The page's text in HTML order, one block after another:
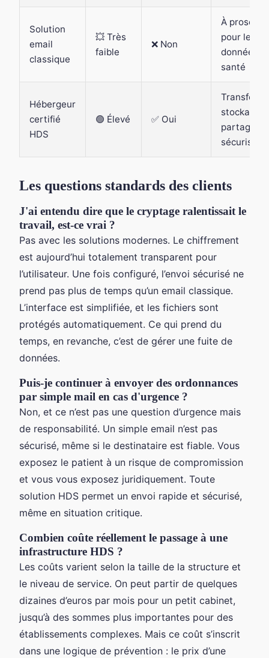
Solution
email
classique
💥 Très
faible
❌ Non
À proscrire
pour les
données
santé
Hébergeur
certifié
HDS
🟢 Élevé ✅ Oui
Transfert,
stockage
partage
sécurisés
Les questions standards des clients
J'ai entendu dire que le cryptage ralentissait le
travail, est-ce vrai ?
Pas avec les solutions modernes. Le chiffrement
est aujourd’hui totalement transparent pour
l’utilisateur. Une fois configuré, l’envoi sécurisé ne
prend pas plus de temps qu’un email classique.
L’interface est simplifiée, et les fichiers sont
protégés automatiquement. Ce qui prend du
temps, en revanche, c’est de gérer une fuite de
données.
Puis-je continuer à envoyer des ordonnances
par simple mail en cas d'urgence ?
Non, et ce n’est pas une question d’urgence mais
de responsabilité. Un simple email n’est pas
sécurisé, même si le destinataire est fiable. Vous
exposez le patient à un risque de compromission
et vous vous exposez juridiquement. Toute
solution HDS permet un envoi rapide et sécurisé,
même en situation critique.
Combien coûte réellement le passage à une
infrastructure HDS ?
Les coûts varient selon la taille de la structure et
le niveau de service. On peut partir de quelques
dizaines d’euros par mois pour un petit cabinet,
jusqu’à des sommes plus importantes pour des
établissements complexes. Mais ce coût s’inscrit
dans une logique de prévention : le prix d’une